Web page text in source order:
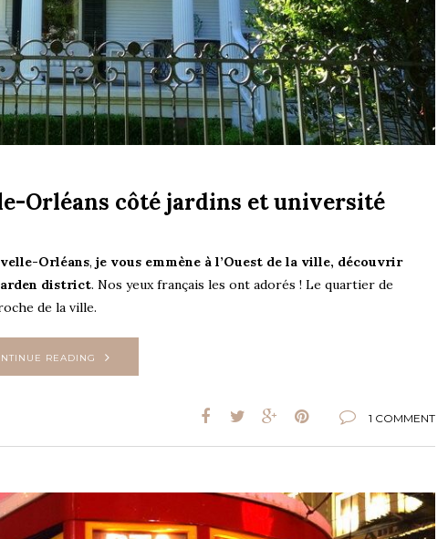
Orléans côté jardins et université
Orléans, je vous emmène à l’Ouest de la ville, découvrir
district. Nos yeux français les ont adorés ! Le quartier de
de la ville.
READING
1 COMMENT